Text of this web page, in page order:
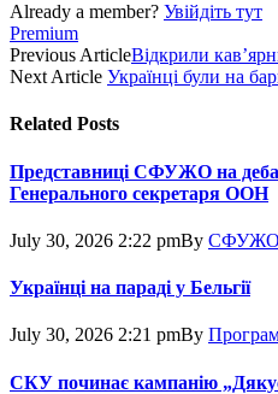
Already a member? Увійдіть тут
Premium
Previous ArticleВідкрили
Next Article Українці були на
Related Posts
Представниці СФУЖО на
Генерального секретаря ООН
July 30, 2026 2:22 pmBy СФУЖО
Українці на параді у Бельгії
July 30, 2026 2:21 pmBy
СКУ починає кампанію